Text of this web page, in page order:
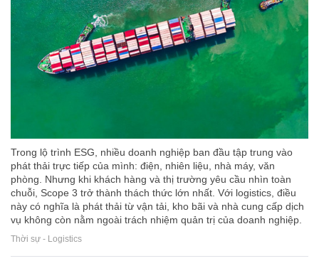
Trong lộ trình ESG, nhiều doanh nghiệp ban đầu tập trung vào
phát thải trực tiếp của mình: điện, nhiên liệu, nhà máy, văn
phòng. Nhưng khi khách hàng và thị trường yêu cầu nhìn toàn
chuỗi, Scope 3 trở thành thách thức lớn nhất. Với logistics, điều
này có nghĩa là phát thải từ vận tải, kho bãi và nhà cung cấp dịch
vụ không còn nằm ngoài trách nhiệm quản trị của doanh nghiệp.
Thời sự - Logistics